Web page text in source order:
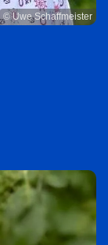
© Uwe Schaffmeister